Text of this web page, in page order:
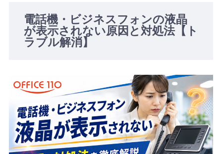
電話機・ビジネスフォンの液晶
が表示されない原因と対処法【ト
ラブル解消】